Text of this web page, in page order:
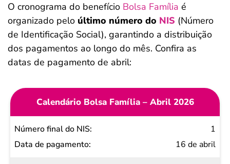
O cronograma do benefício Bolsa Família é
organizado pelo último número do NIS (Número
de Identificação Social), garantindo a distribuição
dos pagamentos ao longo do mês. Confira as
datas de pagamento de abril:
Calendário Bolsa Família – Abril 2026
Número
final do
1
16 de abril